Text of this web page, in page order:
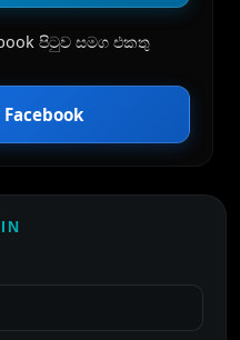
පිටුව සමග එකතු